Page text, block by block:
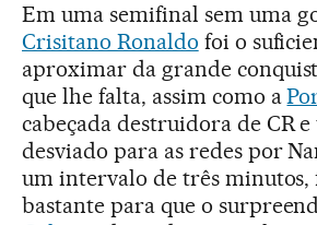
Em uma semifinal sem uma
Crisitano Ronaldo foi o
aproximar da grande
que lhe falta, assim como a
cabeçada destruidora de CR
desviado para as redes por
um intervalo de três minutos,
bastante para que o